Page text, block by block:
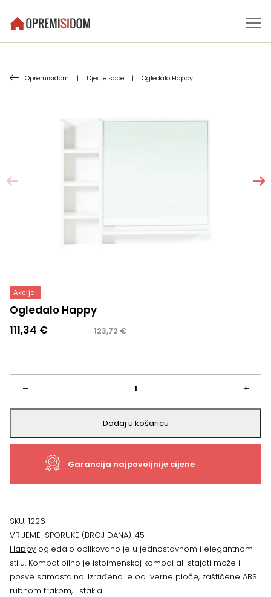
Opremisidom | Dječje sobe | Ogledalo Happy
Akcija!
Ogledalo Happy
123,72€
Izvorna
je:
123,72 €.
111,34 €
Trenutna
111,34 €.
–
Ogledalo
Happy
količina
+
Dodaj u košaricu
Garancija najpovoljnije cijene
SKU: 1226
VRIJEME ISPORUKE (BROJ DANA): 45
Happy ogledalo oblikovano je u jednostavnom i elegantnom
stilu. Kompatibilno je istoimenskoj komodi ali stajati može i
posve samostalno. Izrađeno je od iverne ploče, zaštičene ABS
rubnom trakom, i stakla.